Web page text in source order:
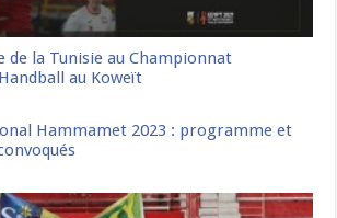
de la Tunisie au Championnat
au Koweït
Hammamet 2023 : programme et